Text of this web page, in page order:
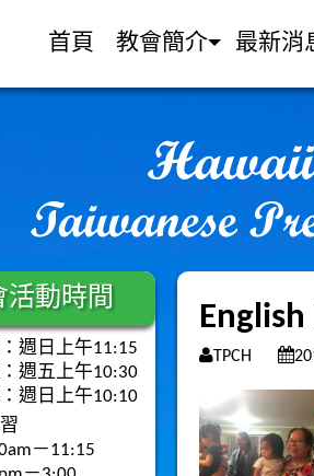
首頁 教會簡介 最新消
TPCH
活動時間
週日上午11:15
週五上午10:30
週日上午10:10
－11:15